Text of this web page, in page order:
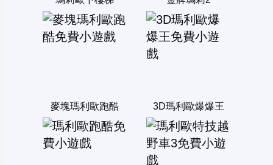
麥塊瑪利歐跑酷 3D瑪利歐爆爆王